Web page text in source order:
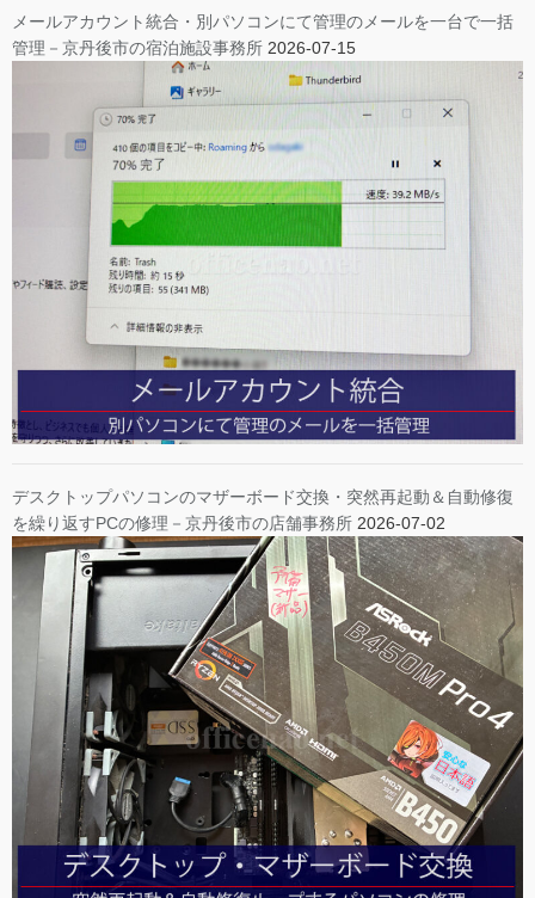
メールアカウント統合・別パソコンにて管理のメールを一台で一括
管理－京丹後市の宿泊施設事務所 2026-07-15
デスクトップパソコンのマザーボード交換・突然再起動＆自動修復
を繰り返すPCの修理－京丹後市の店舗事務所 2026-07-02